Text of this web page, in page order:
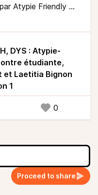
Atypie Friendly et
avec les acteurs
En quoi consiste-il ?
1 ? Quels sont
DYS : Atypie-
étudiante,
et Laetitia Bignon
1
0
Proceed to share